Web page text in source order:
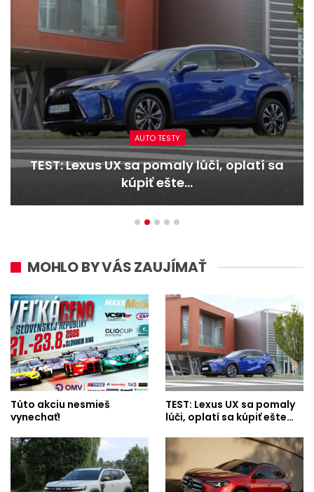
AUTO TESTY
TEST: Lexus UX sa pomaly lúči, oplatí sa
kúpiť ešte…
MOHLO BY VÁS ZAUJÍMAŤ
Túto akciu nesmieš
vynechať!
TEST: Lexus UX sa pomaly
lúči, oplatí sa kúpiť ešte…